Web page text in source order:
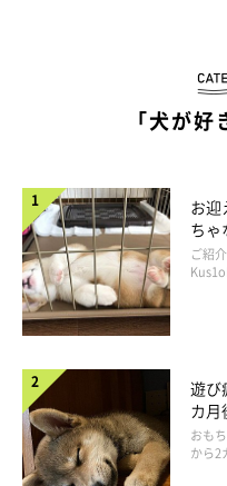
現在、生後4カ月ですが体
「犬が
お迎
ち
コ“
長！
ご紹
遊び
カ月
成長
おも
から2